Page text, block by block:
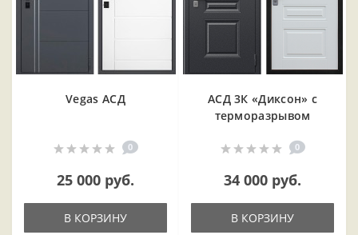
Vegas АСД
0
25 000 руб.
В КОРЗИНУ
АСД 3К «Диксон» с
терморазрывом
0
34 000 руб.
В КОРЗИНУ